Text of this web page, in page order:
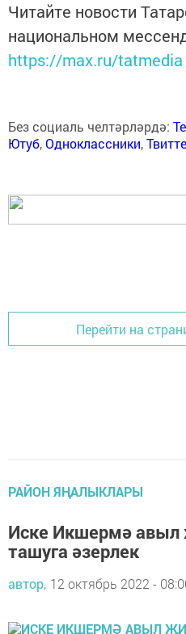
Читайте новости
национальном
https://max.ru/tatmedia
Без социаль челтәрләрдә:
Ютуб,Одноклассники,
Перейти на
РАЙОН ЯҢАЛЫКЛАРЫ
Иске Икшермә авыл
ташуга әзерлек
автор, 12 октябрь 2022 -